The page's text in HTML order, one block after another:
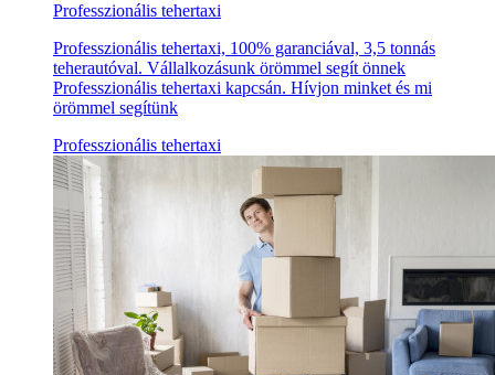
Professzionális tehertaxi
Professzionális tehertaxi, 100% garanciával, 3,5 tonnás
teherautóval. Vállalkozásunk örömmel segít önnek
Professzionális tehertaxi kapcsán. Hívjon minket és mi
örömmel segítünk
Professzionális tehertaxi